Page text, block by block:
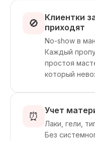
🚫
Клиентки
приходят
No-show в
Каждый
простоя
который
⏰ Учет
Лаки, гели,
Без